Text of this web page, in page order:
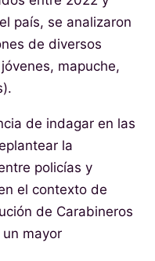
país, se analizaron
de diversos
mapuche,
de indagar en las
la
policías y
el contexto de
de Carabineros
mayor